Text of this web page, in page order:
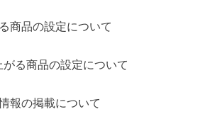
商品の設定について
る商品の設定について
報の掲載について